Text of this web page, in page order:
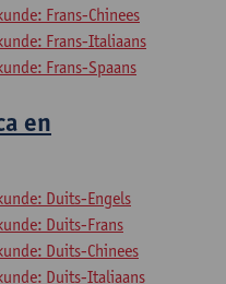
Frans-Chinees
Frans-Italiaans
Frans-Spaans
en
Duits-Engels
Duits-Frans
Duits-Chinees
Duits-Italiaans